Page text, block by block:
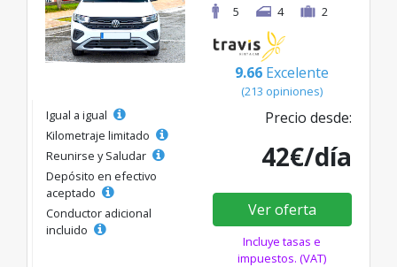
5
4 2
9.66 Excelente
(213 opiniones)
Igual a igual
Kilometraje limitado
Reunirse y Saludar
Depósito en efectivo
aceptado
Conductor adicional
incluido
Precio desde:
42€/día
Ver oferta
Incluye tasas e
impuestos. (VAT)